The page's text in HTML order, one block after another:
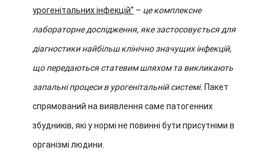
урогенітальних інфекцій” – це комплексне
лабораторне дослідження, яке застосовується для
діагностики найбільш клінічно значущих інфекцій,
що передаються статевим шляхом та викликають
запальні процеси в урогенітальній системі. Пакет
спрямований на виявлення саме патогенних
збудників, які у нормі не повинні бути присутніми в
організмі людини.